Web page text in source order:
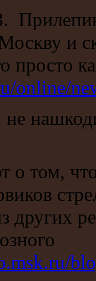
и
просто
online/
том,
других